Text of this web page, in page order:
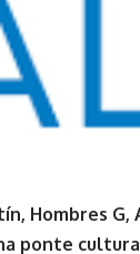
Hombres G,
ponte